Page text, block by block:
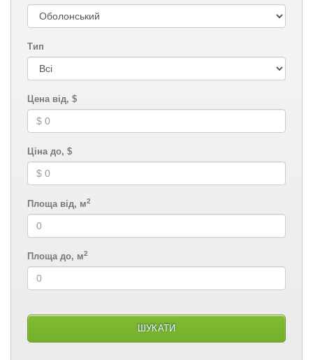
Тип
Цена від, $
Ціна до, $
Площа від, м2
Площа до, м2